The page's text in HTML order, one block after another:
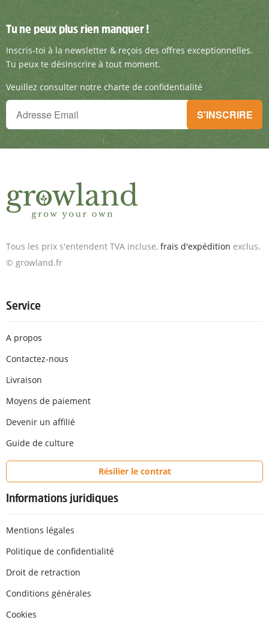
Tu ne peux plus rien manquer !
Inscris-toi à la newsletter & reçois des offres
Tu ne peux plus rien manquer !
Inscris-toi à la newsletter & reçois des offres exceptionnelles.
Tu peux te désinscrire à tout moment.
Veuillez consulter notre charte de confidentialité
Tu ne peux plus rien manquer !
Inscris-toi à la newsletter & reçois des offres exceptionnelles.
S'INSCRIRE
Tous les prix s'entendent TVA incluse, frais d'expédition exclus.
© growland.fr
Service
A propos
Contactez-nous
Livraison
Moyens de paiement
Devenir un affilié
Guide de culture
Résilier le contrat
Informations juridiques
Mentions légales
Politique de confidentialité
Droit de retraction
Conditions générales
Cookies